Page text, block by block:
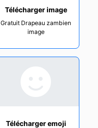
Télécharger image
Gratuit Drapeau zambien
image
Télécharger emoji